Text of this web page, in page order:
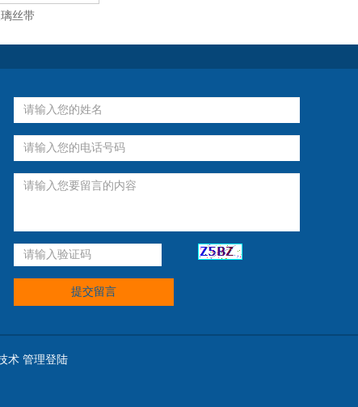
丝带
提交留言
术 管理登陆